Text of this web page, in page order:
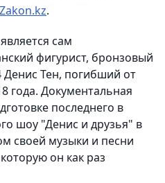
Zakon.kz.
сам
фигурист, бронзовый
Тен, погибший от
года. Документальная
последнего в
шоу "Денис и друзья" в
своей музыки и песни
он как раз